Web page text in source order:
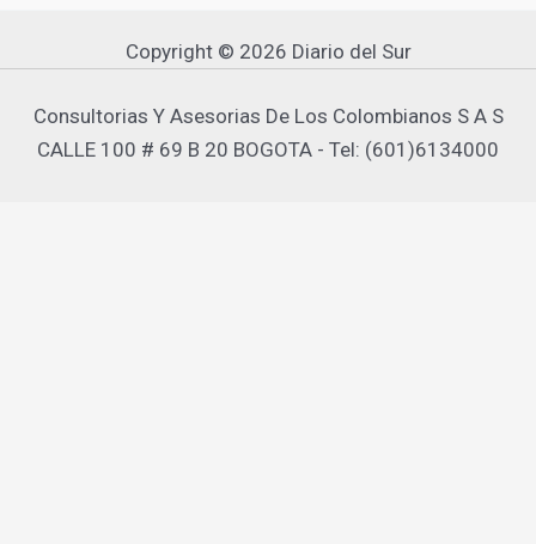
Copyright © 2026 Diario del Sur
Consultorias Y Asesorias De Los Colombianos S A S
CALLE 100 # 69 B 20 BOGOTA - Tel: (601)6134000